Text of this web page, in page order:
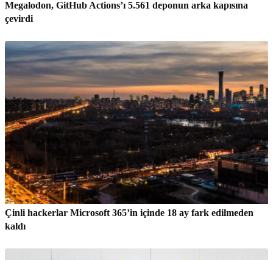
Megalodon, GitHub Actions’ı 5.561 deponun arka kapısına
çevirdi
Çinli hackerlar Microsoft 365’in içinde 18 ay fark edilmeden
kaldı